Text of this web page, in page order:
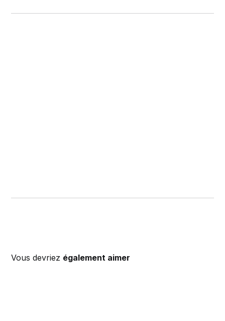
Vous devriez également aimer